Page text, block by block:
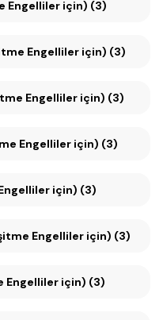
Engelliler için) (3)
Engelliler için) (3)
Engelliler için) (3)
Engelliler için) (3)
için) (3)
(İşitme Engelliler için) (3)
Engelliler için) (3)